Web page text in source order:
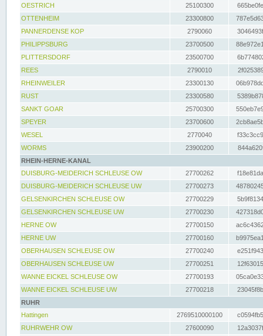
OESTRICH
25100300
OTTENHEIM
23300800
PANNERDENSE KOP
2790060
PHILIPPSBURG
23700500
PLITTERSDORF
23500700
REES
2790010
RHEINWEILER
23300130
RUST
23300580
SANKT GOAR
25700300
SPEYER
23700600
WESEL
2770040
WORMS
23900200
RHEIN-HERNE-KANAL
DUISBURG-MEIDERICH SCHLEUSE OW
27700262
DUISBURG-MEIDERICH SCHLEUSE UW
27700273
GELSENKIRCHEN SCHLEUSE OW
27700229
GELSENKIRCHEN SCHLEUSE UW
27700230
HERNE OW
27700150
HERNE UW
27700160
OBERHAUSEN SCHLEUSE OW
27700240
OBERHAUSEN SCHLEUSE UW
27700251
WANNE EICKEL SCHLEUSE OW
27700193
WANNE EICKEL SCHLEUSE UW
27700218
RUHR
Hattingen
2769510000100
RUHRWEHR OW
27600090